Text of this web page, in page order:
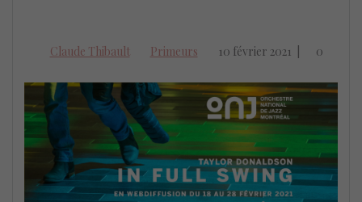
Claude Thibault Primeurs 10 février 2021 0